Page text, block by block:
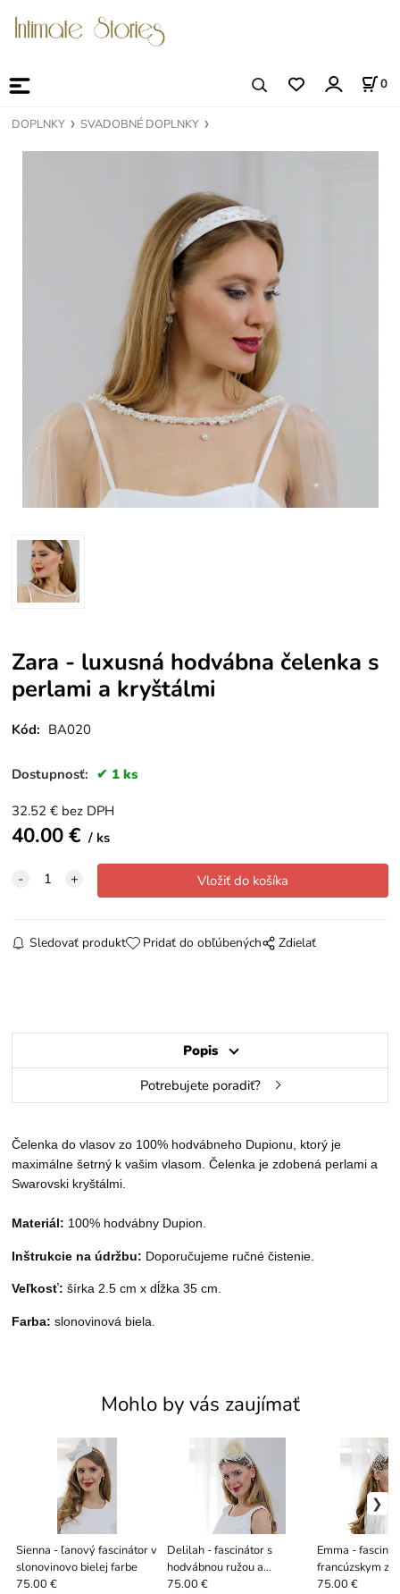
0
DOPLNKY SVADOBNÉ DOPLNKY
Zara - luxusná hodvábna čelenka s
perlami a kryštálmi
Kód: BA020
Dostupnosť: 1 ks
32.52 € bez DPH
40.00€ ks
Sledovať produkt Pridať do obľúbených Zdielať
Popis
Potrebujete poradiť?
Čelenka do vlasov zo 100% hodvábneho Dupionu, ktorý je
maximálne šetrný k vašim vlasom. Čelenka je zdobená perlami a
Swarovski kryštálmi.
Materiál: 100% hodvábny Dupion.
Inštrukcie na údržbu: Doporučujeme ručné čistenie
Veľkosť:šírka 2.5 cm x dĺžka 35 cm.
Farba:slonovinová biela.
Mohlo by vás zaujímať
Sienna - ľanový fascinátor v
slonovinovo bielej farbe
75.00 €
Delilah - fascinátor s
hodvábnou ružou a
francúzskym závojom, biely
75.00 €
Emma -
francúzskym
hodvábnou
75.00 €